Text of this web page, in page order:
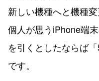
新しい機種へと機種
個人が思うiPhone端
を引くとしたならば
です。